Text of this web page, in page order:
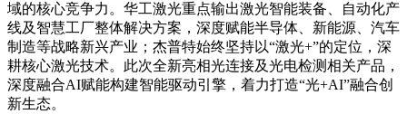
域的核心竞争力。华工激光重点输出激光智能装备、自动化产
线及智慧工厂整体解决方案，深度赋能半导体、新能源、汽车
制造等战略新兴产业；杰普特始终坚持以“激光+”的定位，深
耕核心激光技术。此次全新亮相光连接及光电检测相关产品，
深度融合AI赋能构建智能驱动引擎，着力打造“光+AI”融合创
新生态。